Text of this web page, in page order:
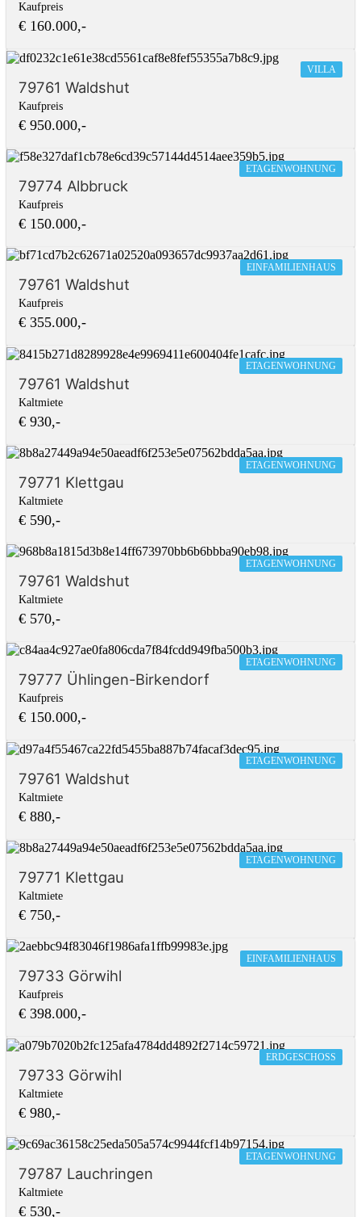
Kaufpreis
€ 160.000,-
VILLA
79761 Waldshut
Kaufpreis
€ 950.000,-
ETAGENWOHNUNG
79774 Albbruck
Kaufpreis
€ 150.000,-
EINFAMILIENHAUS
79761 Waldshut
Kaufpreis
€ 355.000,-
ETAGENWOHNUNG
79761 Waldshut
Kaltmiete
€ 930,-
ETAGENWOHNUNG
79771 Klettgau
Kaltmiete
€ 590,-
ETAGENWOHNUNG
79761 Waldshut
Kaltmiete
€ 570,-
ETAGENWOHNUNG
79777 Ühlingen-Birkendorf
Kaufpreis
€ 150.000,-
ETAGENWOHNUNG
79761 Waldshut
Kaltmiete
€ 880,-
ETAGENWOHNUNG
79771 Klettgau
Kaltmiete
€ 750,-
EINFAMILIENHAUS
79733 Görwihl
Kaufpreis
€ 398.000,-
ERDGESCHOSS
79733 Görwihl
Kaltmiete
€ 980,-
ETAGENWOHNUNG
79787 Lauchringen
Kaltmiete
€ 530,-